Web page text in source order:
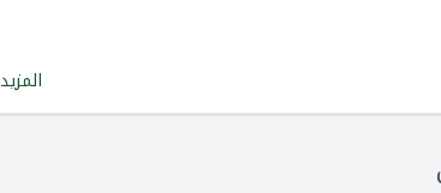
المزيد